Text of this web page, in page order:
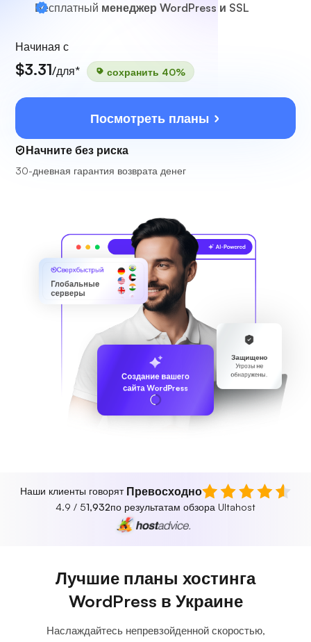
Бесплатный менеджер WordPress и SSL
Начиная с
$3.31/для* сохранить 40%
Посмотреть планы
Начните без риска
30-дневная гарантия возврата денег
Защищено
Угрозы не
обнаружены.
Сверхбыстрый
Глобальные
серверы
Создание вашего
сайта WordPress
Наши клиенты говорят Превосходно
4.9 / 51,932по результатам обзора Ultahost
Лучшие планы хостинга
WordPress в Украине
Наслаждайтесь непревзойденной скоростью,